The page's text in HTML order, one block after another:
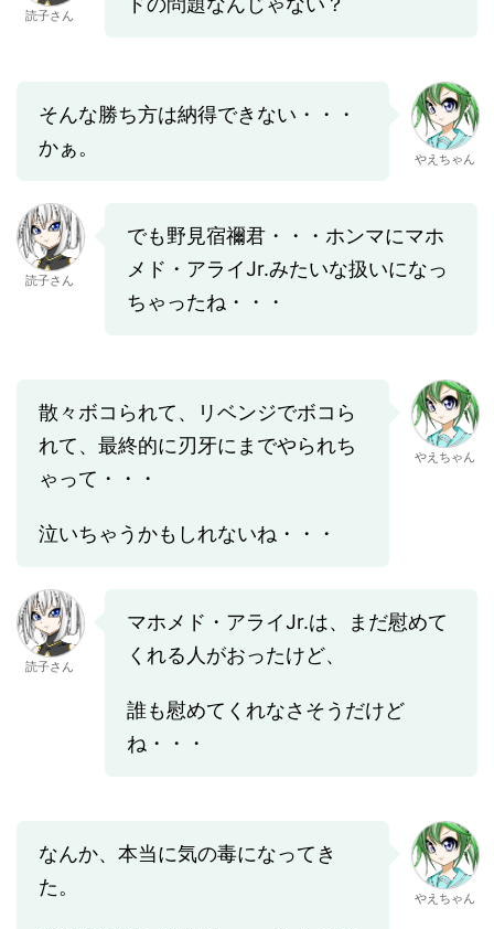
読子さん
そんな勝ち方は納得できない・・・
かぁ。
やえちゃん
読子さん
でも野見宿禰君・・・ホンマにマホ
メド・アライJr.みたいな扱いになっ
ちゃったね・・・
散々ボコられて、リベンジでボコら
れて、最終的に刃牙にまでやられち
ゃって・・・
泣いちゃうかもしれないね・・・
やえちゃん
読子さん
マホメド・アライJr.は、まだ慰めて
くれる人がおったけど、
誰も慰めてくれなさそうだけど
ね・・・
なんか、本当に気の毒になってき
た。
やえちゃん